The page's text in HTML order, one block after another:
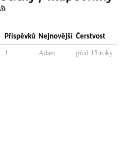
Příspěvků Nejnovější Čerstvost
1 Adam před 15 roky